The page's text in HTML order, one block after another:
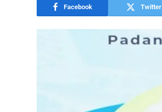
Facebook Twitter